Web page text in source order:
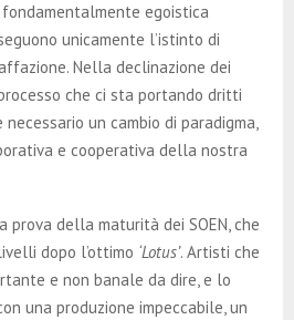
fondamentalmente egoistica
unicamente l’istinto di
Nella declinazione dei
che ci sta portando dritti
un cambio di paradigma,
e cooperativa della nostra
prova della maturità dei SOEN, che
dopo l’ottimo ‘Lotus’. Artisti che
e non banale da dire, e lo
una produzione impeccabile, un